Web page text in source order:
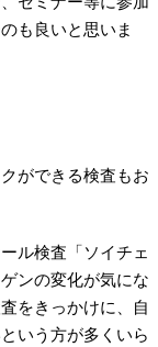
も良いと思いま
ができる検査もお
ル検査「ソイチェ
ンの変化が気にな
をきっかけに、自
いう方が多くいら